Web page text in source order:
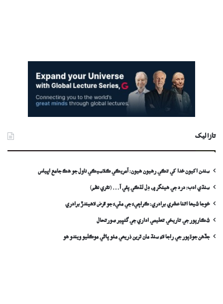
تازا ليک
سندن اکيون خدا کي تڪي رهيون هيون: آمريڪي ڪلاسيڪي ناول جو هڪ جامع اڀياس
سنڌي ادب: درد جي ھينگر ۾، دِل لٽڪي پئي آ… (نثري نظم)
خوجا شيعا اثنا عشري برادري: ڪراچيءَ جي مٽيءَ جو قرض لاھيندڙ برادري
شڪارپور جي تاريخي تعليمي اداري جي گنڀير صورتحال
جڏهن جوڌپور جي راجا لاءِ سنڌ مان ٽرين ذريعي مٺو پاڻي موڪليو ويندو ھو